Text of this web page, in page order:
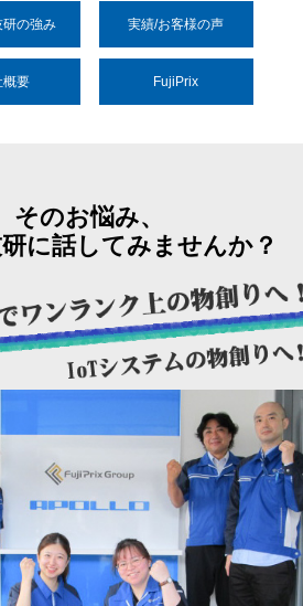
研の強み 実績/お客様の声
概要 FujiPrix
そのお悩み、
に話してみませんか？